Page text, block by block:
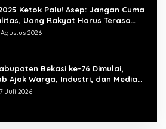
Ketok Palu! Asep: Jangan Cuma
Uang Rakyat Harus Terasa
2026
Bekasi ke-76 Dimulai,
Ajak Warga, Industri, dan Media
Semangat “Bangkit Bersama”
Juli 2026